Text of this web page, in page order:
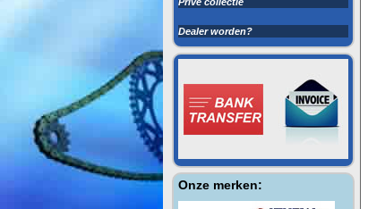
Dealer worden?
Onze merken: